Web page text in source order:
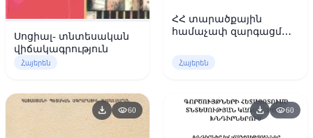
Սոցիալ- տնտեսական
վիճակագրություն
Հայերեն
ՀՀ տարածքային
համաչափ զարգացման
Հայերեն
download visibility60 download visibility60